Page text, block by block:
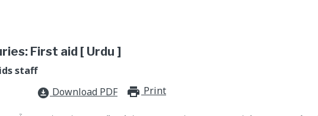
First aid [ Urdu ]
staff
download_for_offline Download PDF print_for_offline
Print